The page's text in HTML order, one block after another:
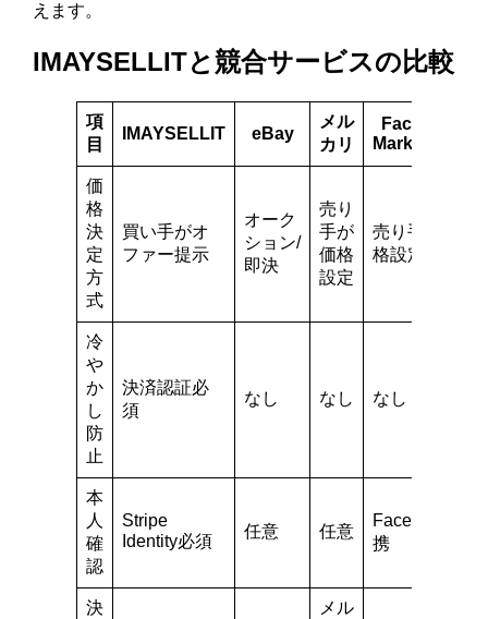
えます。
IMAYSELLITと競合サービスの比較
項
目
IMAYSELLIT eBay
メル
カリ
Facebook
Marketplace
価
格
決
定
方
式
買い手がオ
ファー提示
オーク
ション/
即決
売り
手が
価格
設定
売り手が価
格設定
冷
や
か
し
防
止
決済認証必
須
なし なし なし
本
人
確
認
Stripe
Identity必須
任意 任意
Facebook連
携
決
メル